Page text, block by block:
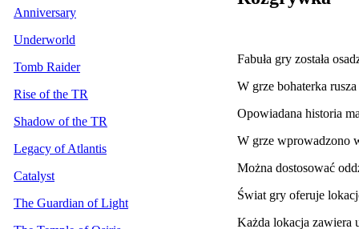
Anniversary
Underworld
Tomb Raider
Rise of the TR
Shadow of the TR
Legacy of Atlantis
Catalyst
The Guardian of Light
Fabuła gry została
W grze bohaterka
Opowiadana historia
W grze wprowadzono
Można dostosować
Świat gry oferuje
Każda lokacja zawiera